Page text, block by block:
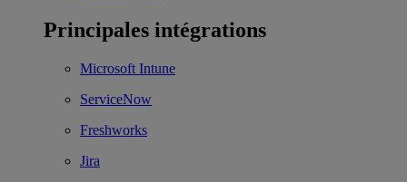
Principales intégrations
Microsoft Intune
ServiceNow
Freshworks
Jira